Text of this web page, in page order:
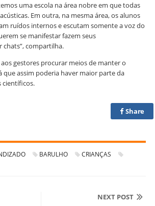
uma escola na área nobre em que todas
Em outra, na mesma área, os alunos
ruídos internos e escutam somente a voz do
se manifestar fazem seus
compartilha.
gestores procurar meios de manter o
que assim poderia haver maior parte da
científicos.
Share
BARULHO
CRIANÇAS
NEXT POST